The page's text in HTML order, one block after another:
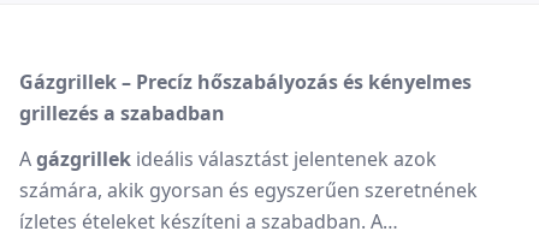
Gázgrillek – Precíz hőszabályozás és kényelmes
grillezés a szabadban
Agázgrillek ideális választást jelentenek azok
számára, akik gyorsan és egyszerűen szeretnének
ízletes ételeket készíteni a szabadban. A